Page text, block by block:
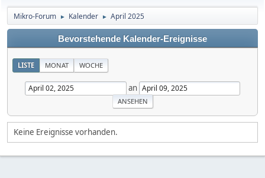
Mikro-Forum ► Kalender ► April 2025
Bevorstehende Kalender-Ereignisse
LISTE MONAT WOCHE
an
Keine Ereignisse vorhanden.